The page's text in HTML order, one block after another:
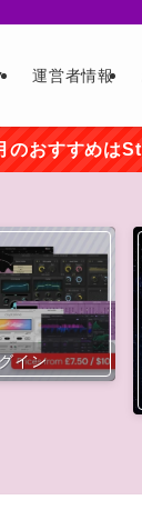
運営者情報
のおすすめは
イン